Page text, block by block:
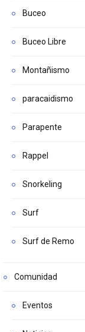
Buceo
Buceo Libre
Montañismo
paracaidismo
Parapente
Rappel
Snorkeling
Surf
Surf de Remo
Comunidad
Eventos